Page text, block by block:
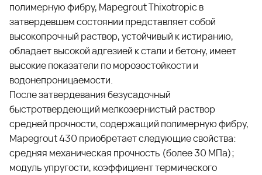
полимерную фибру, Mapegrout Thixotropic в
затвердевшем состоянии представляет собой
высокопрочный раствор, устойчивый к истиранию,
обладает высокой адгезией к стали и бетону, имеет
высокие показатели по морозостойкости и
водонепроницаемости.
После затвердевания безусадочный
быстротвердеющий мелкозернистый раствор
средней прочности, содержащий полимерную фибру,
Mapegrout 430 приобретает следующие свойства:
средняя механическая прочность (более 30 МПа);
модуль упругости, коэффициент термического